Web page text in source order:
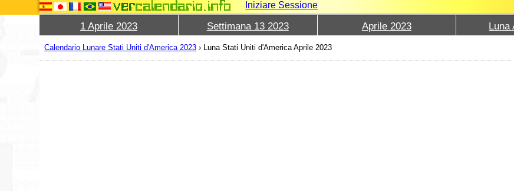
Iniziare Sessione
1 Aprile 2023 Settimana 13 2023 Aprile 2023 Luna
Calendario Lunare Stati Uniti d'America 2023 › Luna Stati Uniti d'America Aprile 2023